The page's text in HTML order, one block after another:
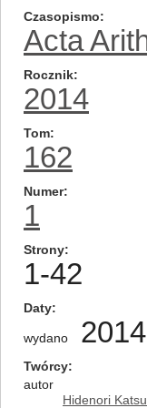
Czasopismo
Acta
Rocznik
2014
Tom
162
Numer
1
Strony
1-42
Daty
wydano 2014
Twórcy
autor
Hidenori